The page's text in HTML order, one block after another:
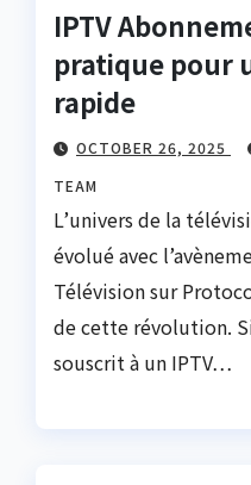
IPTV
pratique pour
rapide
OCTOBER 26, 2025
TEAM
L’univers de la
évolué avec
Télévision sur
de cette révolution.
souscrit à un IPTV…